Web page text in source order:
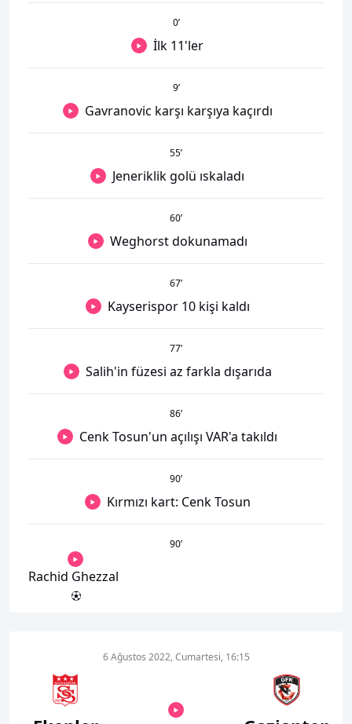
0’
İlk 11'ler
9’
Gavranovic karşı karşıya kaçırdı
55’
Jeneriklik golü ıskaladı
60’
Weghorst dokunamadı
67’
Kayserispor 10 kişi kaldı
77’
Salih'in füzesi az farkla dışarıda
86’
Cenk Tosun'un açılışı VAR'a takıldı
90’
Kırmızı kart: Cenk Tosun
90’
Rachid Ghezzal
6 Ağustos 2022, Cumartesi, 16:15